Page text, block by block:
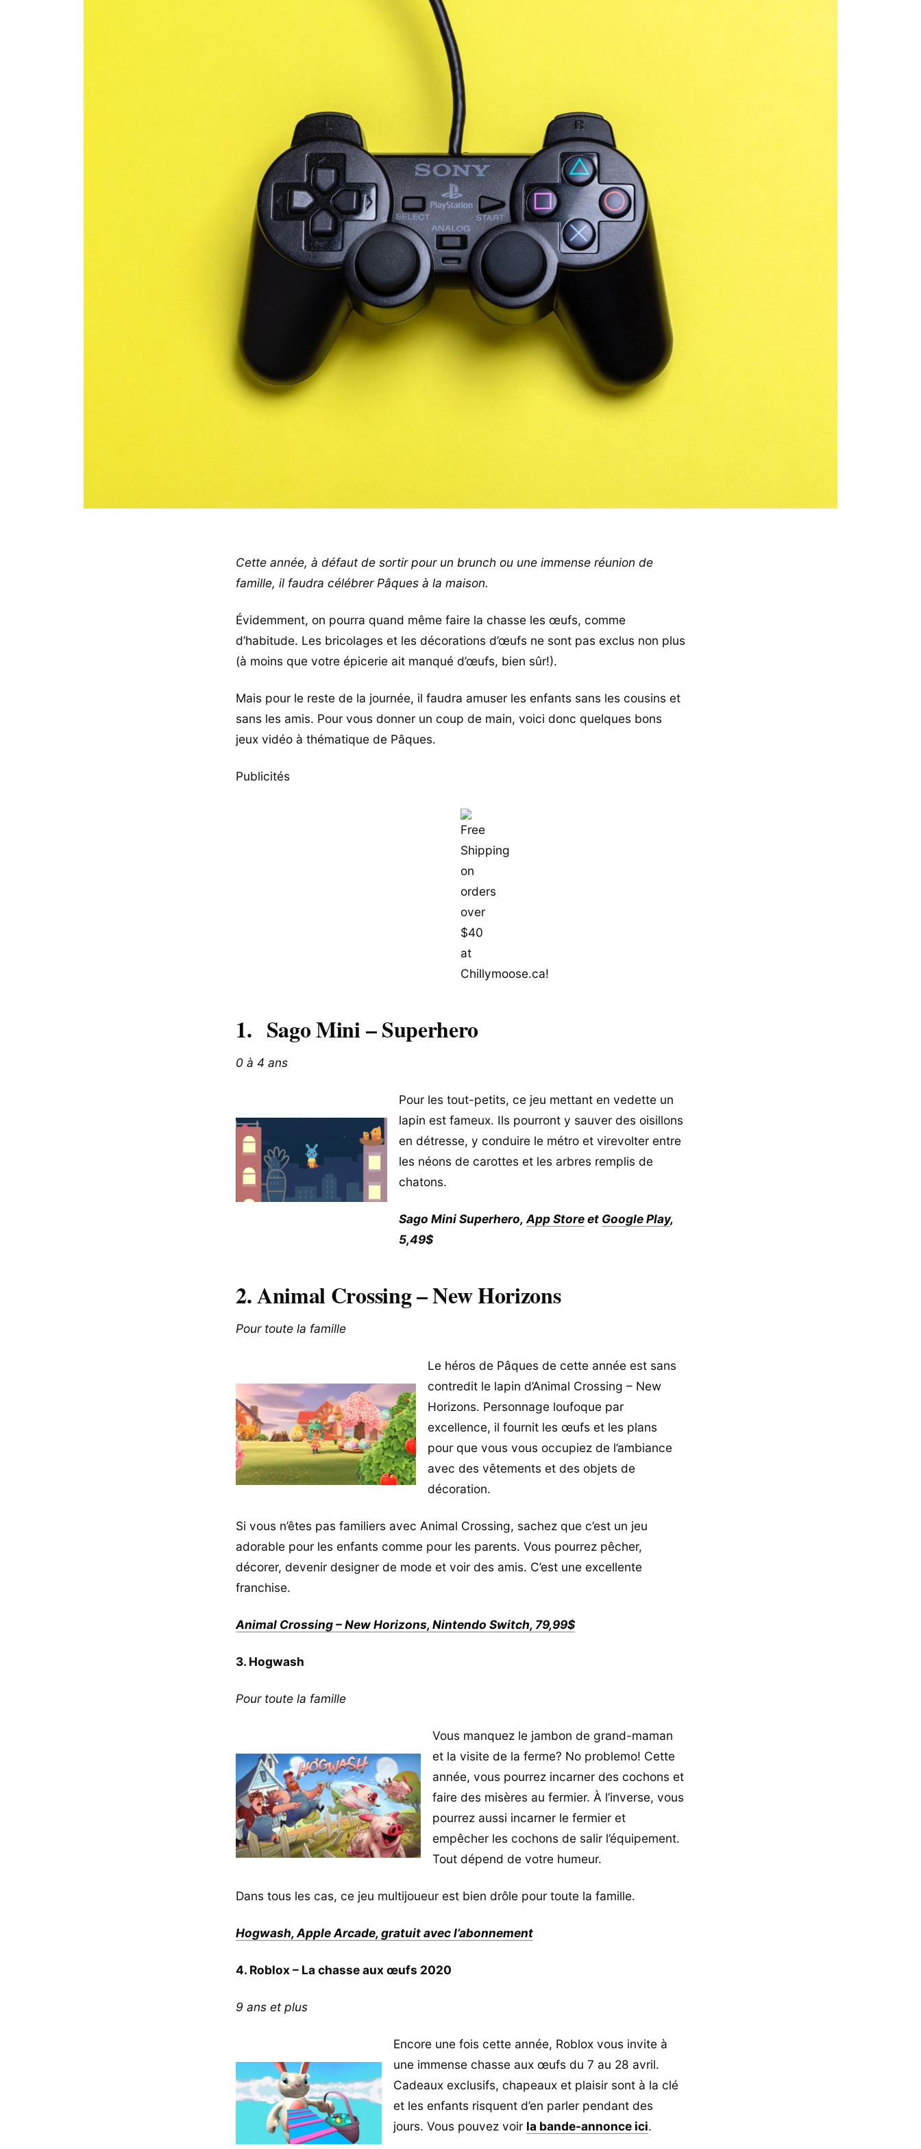
Cette année, à défaut de sortir pour un brunch ou une immense réunion de
famille, il faudra célébrer Pâques à la maison.
Évidemment, on pourra quand même faire la chasse les œufs, comme
d’habitude. Les bricolages et les décorations d’œufs ne sont pas exclus non plus
(à moins que votre épicerie ait manqué d’œufs, bien sûr!).
Mais pour le reste de la journée, il faudra amuser les enfants sans les cousins et
sans les amis. Pour vous donner un coup de main, voici donc quelques bons
jeux vidéo à thématique de Pâques.
Publicités
1. Sago Mini – Superhero
0 à 4 ans
Pour les tout-petits, ce jeu mettant en vedette un
lapin est fameux. Ils pourront y sauver des oisillons
en détresse, y conduire le métro et virevolter entre
les néons de carottes et les arbres remplis de
chatons.
Sago Mini Superhero,App Storeet Google Play,
5,49$
2. Animal Crossing – New Horizons
Pour toute la famille
Le héros de Pâques de cette année est sans
contredit le lapin d’Animal Crossing – New
Horizons. Personnage loufoque par
excellence, il fournit les œufs et les plans
pour que vous vous occupiez de l’ambiance
avec des vêtements et des objets de
décoration.
Si vous n’êtes pas familiers avec Animal Crossing, sachez que c’est un jeu
adorable pour les enfants comme pour les parents. Vous pourrez pêcher,
décorer, devenir designer de mode et voir des amis. C’est une excellente
franchise.
Animal Crossing – New Horizons, Nintendo Switch, 79,99$
3. Hogwash
Pour toute la famille
Vous manquez le jambon de grand-maman
et la visite de la ferme? No problemo! Cette
année, vous pourrez incarner des cochons et
faire des misères au fermier. À l’inverse, vous
pourrez aussi incarner le fermier et
empêcher les cochons de salir l’équipement.
Tout dépend de votre humeur.
Dans tous les cas, ce jeu multijoueur est bien drôle pour toute la famille.
Hogwash, Apple Arcade, gratuit avec l’abonnement
4. Roblox – La chasse aux œufs 2020
9 ans et plus
Encore une fois cette année, Roblox vous invite à
une immense chasse aux œufs du 7 au 28 avril.
Cadeaux exclusifs, chapeaux et plaisir sont à la clé
et les enfants risquent d’en parler pendant des
jours. Vous pouvez voir la bande-annonce ici.